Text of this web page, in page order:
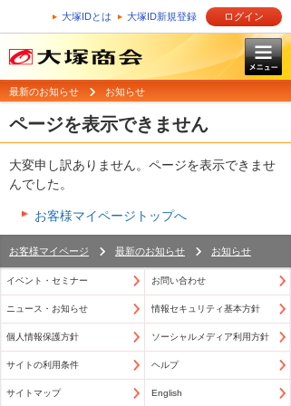
大塚IDとは 大塚ID新規登録 ログイン
最新のお知らせ お知らせ
ページを表示できません
大変申し訳ありません。ページを表示できませ
んでした。
お客様マイページトップへ
お客様マイページ 最新のお知らせ お知らせ
イベント・セミナー お問い合わせ
ニュース・お知らせ 情報セキュリティ基本方針
個人情報保護方針 ソーシャルメディア利用方針
サイトの利用条件 ヘルプ
サイトマップ English